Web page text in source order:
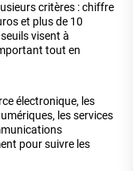
critères : chiffre
et plus de 10
visent à
tout en
électronique, les
les services
pour suivre les